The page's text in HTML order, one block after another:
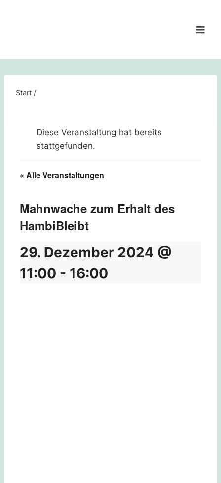
Start /
Diese Veranstaltung hat bereits
stattgefunden.
« Alle Veranstaltungen
Mahnwache zum Erhalt des
HambiBleibt
29. Dezember 2024 @
11:00 - 16:00